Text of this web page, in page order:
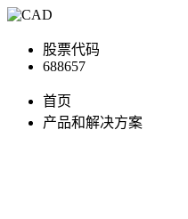
股票代码
688657
首页
产品和解决方案